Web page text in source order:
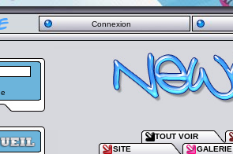
Connexion
TOUT VOIR
SITE
GALERIE